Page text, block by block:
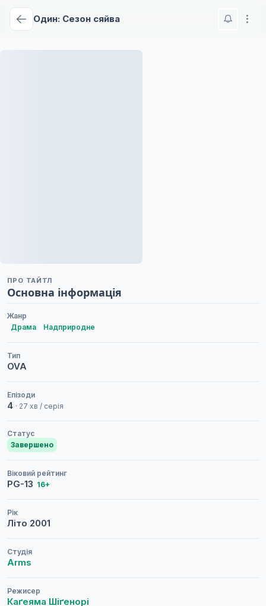
Один: Сезон сяйва
ПРО ТАЙТЛ
Основна інформація
Жанр
Драма
Надприродне
Тип
OVA
Епізоди
4 · 27 хв / серія
Статус
Завершено
Віковий рейтинг
PG-13 16+
Рік
Літо 2001
Студія
Arms
Режисер
Каґеяма Шіґенорі